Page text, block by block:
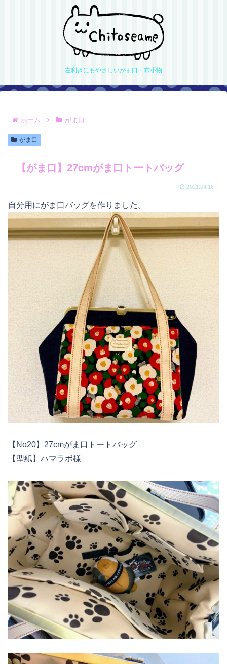
左利きにもやさしいがま口・布小物
ホーム がま口
がま口
【がま口】27cmがま口トートバッグ
2021.04.16
自分用にがま口バッグを作りました。
【No20】27cmがま口トートバッグ
【型紙】ハマラボ様